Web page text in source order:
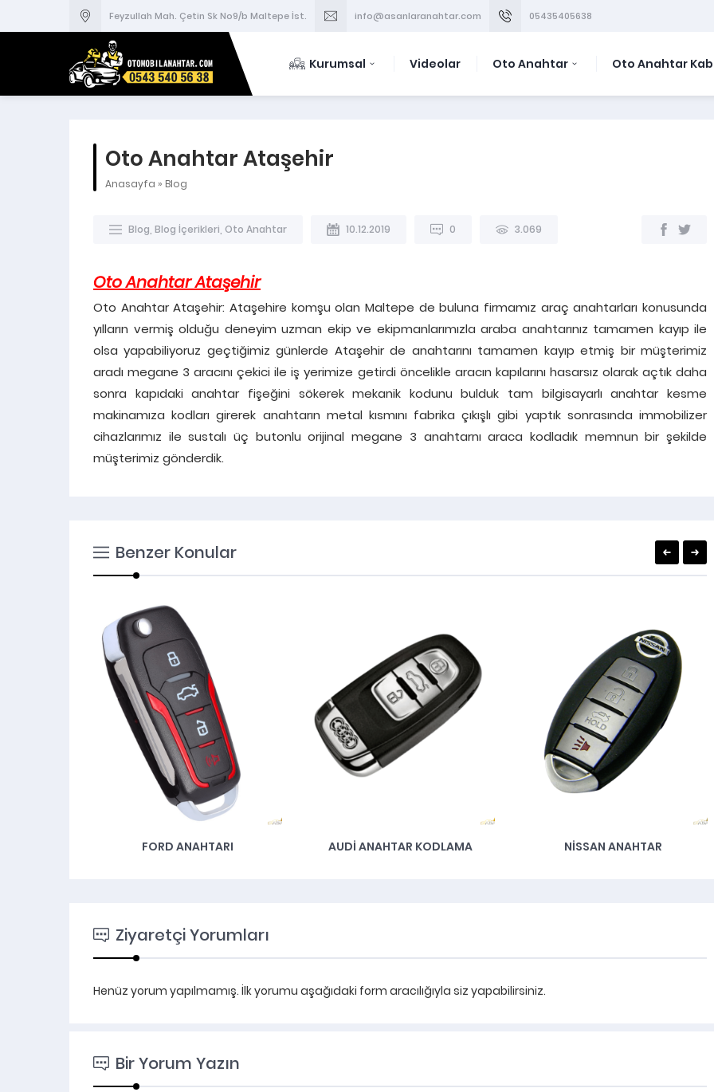
Feyzullah Mah. Çetin Sk No9/b Maltepe İst. info@asanlaranahtar.com 05435405638
Kurumsal Videolar Oto Anahtar Oto Anahtar
Oto Anahtar Ataşehir
Anasayfa » Blog
Blog Blog İçerikleri Oto Anahtar 10.12.2019 0 3.069
Oto Anahtar Ataşehir
Oto Anahtar Ataşehir: Ataşehire komşu olan Maltepe de buluna firmamız araç anahtarları konusunda
yılların vermiş olduğu deneyim uzman ekip ve ekipmanlarımızla araba anahtarınız tamamen kayıp ile
olsa yapabiliyoruz geçtiğimiz günlerde Ataşehir de anahtarını tamamen kayıp etmiş bir müşterimiz
aradı megane 3 aracını çekici ile iş yerimize getirdi öncelikle aracın kapılarını hasarsız olarak açtık daha
sonra kapıdaki anahtar fişeğini sökerek mekanik kodunu bulduk tam bilgisayarlı anahtar kesme
makinamıza kodları girerek anahtarın metal kısmını fabrika çıkışlı gibi yaptık sonrasında immobilizer
cihazlarımız ile sustalı üç butonlu orijinal megane 3 anahtarnı araca kodladık memnun bir şekilde
müşterimiz gönderdik.
Benzer Konular
FORD ANAHTARI AUDI ANAHTAR KODLAMA NISSAN ANAHTAR
Ziyaretçi Yorumları
Henüz yorum yapılmamış. İlk yorumu aşağıdaki form aracılığıyla siz yapabilirsiniz.
Bir Yorum Yazın
MALTEPE ARABA ANAHTARI